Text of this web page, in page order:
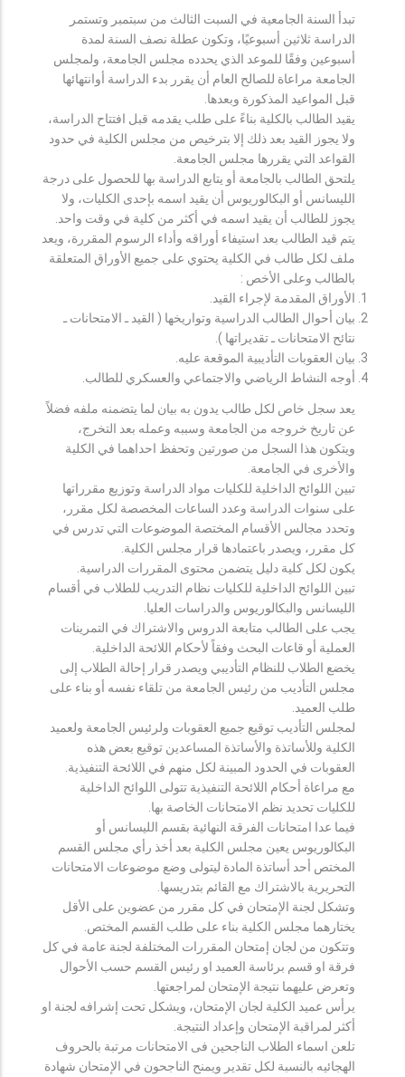
تبدأ السنة الجامعية في السبت الثالث من سبتمبر وتستمر
الدراسة ثلاثين أسبوعيًا، وتكون عطلة نصف السنة لمدة
أسبوعين وفقًا للموعد الذي يحدده مجلس الجامعة، ولمجلس
الجامعة مراعاة للصالح العام أن يقرر بدء الدراسة أوانتهائها
قبل المواعيد المذكورة وبعدها.
يقيد الطالب بالكلية بناءً على طلب يقدمه قبل افتتاح الدراسة،
ولا يجوز القيد بعد ذلك إلا بترخيص من مجلس الكلية في حدود
القواعد التي يقررها مجلس الجامعة.
يلتحق الطالب بالجامعة أو يتابع الدراسة بها للحصول على درجة
الليسانس أو البكالوريوس أن يقيد اسمه بإحدى الكليات، ولا
يجوز للطالب أن يقيد اسمه في أكثر من كلية في وقت واحد.
يتم قيد الطالب بعد استيفاء أوراقه وأداء الرسوم المقررة، ويعد
ملف لكل طالب في الكلية يحتوي على جميع الأوراق المتعلقة
بالطالب وعلى الأخص :
الأوراق المقدمة لإجراء القيد.
بيان أحوال الطالب الدراسية وتواريخها ( القيد ـ الامتحانات ـ
نتائح الامتحانات ـ تقديراتها ).
بيان العقوبات التأديبية الموقعة عليه.
أوجه النشاط الرياضي والاجتماعي والعسكري للطالب.
يعد سجل خاص لكل طالب يدون به بيان لما يتضمنه ملفه فضلاً
عن تاريخ خروجه من الجامعة وسببه وعمله بعد التخرج،
ويتكون هذا السجل من صورتين وتحفظ احداهما في الكلية
والأخرى في الجامعة.
تبين اللوائح الداخلية للكليات مواد الدراسة وتوزيع مقرراتها
على سنوات الدراسة وعدد الساعات المخصصة لكل مقرر،
وتحدد مجالس الأقسام المختصة الموضوعات التي تدرس في
كل مقرر، ويصدر باعتمادها قرار مجلس الكلية.
يكون لكل كلية دليل يتضمن محتوى المقررات الدراسية.
تبين اللوائح الداخلية للكليات نظام التدريب للطلاب في أقسام
الليسانس والبكالوريوس والدراسات العليا.
يجب على الطالب متابعة الدروس والاشتراك في التمرينات
العملية أو قاعات البحث وفقاً لأحكام اللائحة الداخلية.
يخضع الطلاب للنظام التأديبي ويصدر قرار إحالة الطلاب إلى
مجلس التأديب من رئيس الجامعة من تلقاء نفسه أو بناء على
طلب العميد.
لمجلس التأديب توقيع جميع العقوبات ولرئيس الجامعة ولعميد
الكلية وللأساتذة والأساتذة المساعدين توقيع بعض هذه
العقوبات في الحدود المبينة لكل منهم في اللائحة التنفيذية.
مع مراعاة أحكام اللائحة التنفيذية تتولى اللوائح الداخلية
للكليات تحديد نظم الامتحانات الخاصة بها.
فيما عدا امتحانات الفرقة النهائية بقسم الليسانس أو
البكالوريوس يعين مجلس الكلية بعد أخذ رأي مجلس القسم
المختص أحد أساتذة المادة ليتولى وضع موضوعات الامتحانات
التحريرية بالاشتراك مع القائم بتدريسها.
وتشكل لجنة الإمتحان في كل مقرر من عضوين على الأقل
يختارهما مجلس الكلية بناء على طلب القسم المختص.
وتتكون من لجان إمتحان المقررات المختلفة لجنة عامة في كل
فرقة او قسم برئاسة العميد او رئيس القسم حسب الأحوال
وتعرض عليهما نتيجة الإمتحان لمراجعتها.
يرأس عميد الكلية لجان الإمتحان، ويشكل تحت إشرافه لجنة او
أكثر لمراقبة الإمتحان وإعداد النتيجة.
تلعن اسماء الطلاب الناجحين فى الامتحانات مرتبة بالحروف
الهجائيه بالنسبة لكل تقدير ويمنح الناجحون في الإمتحان شهادة